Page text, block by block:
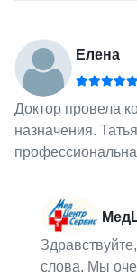
Елена
Доктор провела
назначения.
слова. Мы